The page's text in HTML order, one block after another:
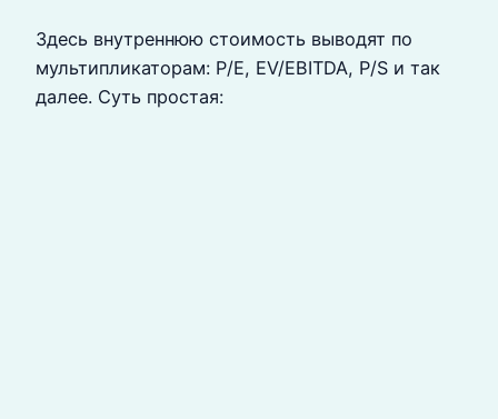
Здесь внутреннюю стоимость выводят по
мультипликаторам: P/E, EV/EBITDA, P/S и так
далее. Суть простая: